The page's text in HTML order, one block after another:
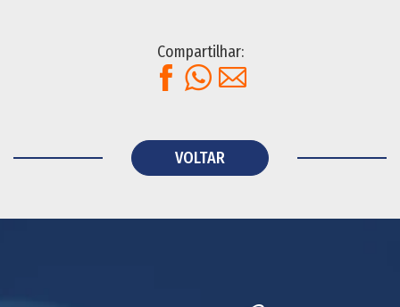
Compartilhar:
FacebookWhatsApp
E-mail
VOLTAR